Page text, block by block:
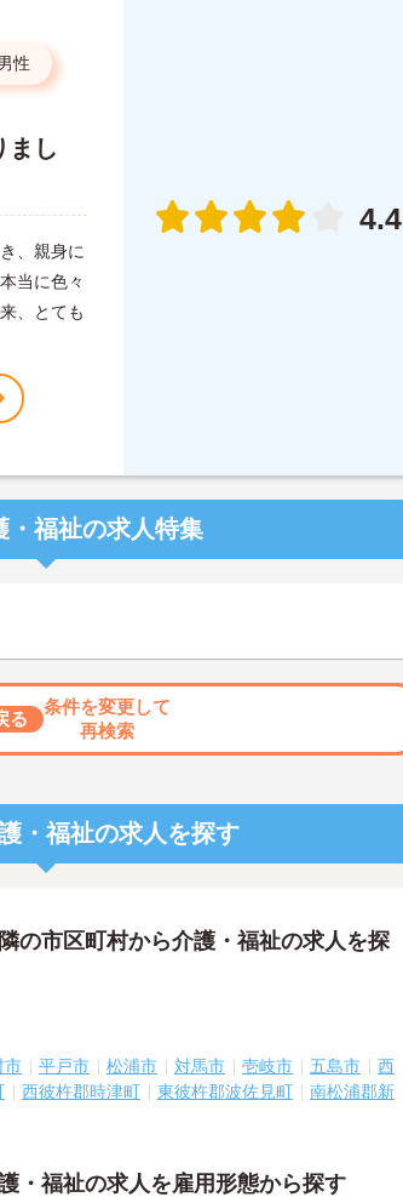
性
まし
、親身に
当に色々
、とても
4.4
・福祉の求人特集
る
条件を変更して
再検索
・福祉の求人を探す
の市区町村から介護・福祉の求人を探
市 平戸市 松浦市 対馬市 壱岐市 五島市
西
西彼杵郡時津町 東彼杵郡波佐見町
南松浦郡新
・福祉の求人を雇用形態から探す